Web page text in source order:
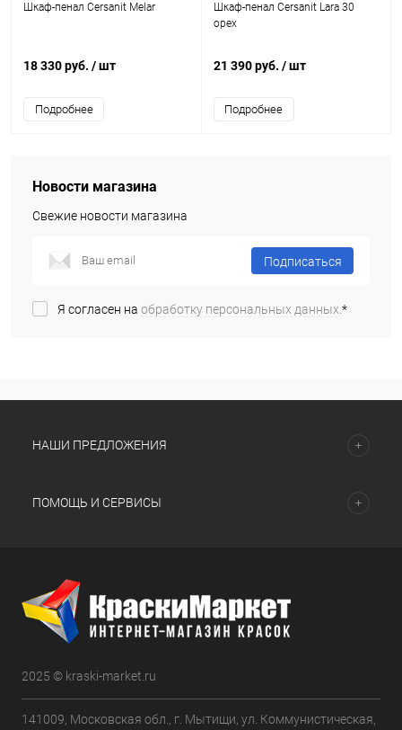
Шкаф-пенал Cersanit Melar
18 330 руб. / шт
Подробнее
Шкаф-пенал Cersanit Lara 30
орех
21 390 руб. / шт
Подробнее
Новости магазина
Свежие новости магазина
Подписаться
Я согласен на обработку персональных данных.*
НАШИ ПРЕДЛОЖЕНИЯ
ПОМОЩЬ И СЕРВИСЫ
2025 © kraski-market.ru
141009, Московская обл., г. Мытищи, ул. Коммунистическая,